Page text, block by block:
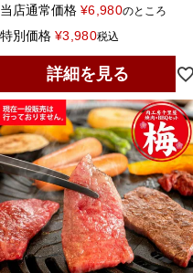
当店通常価格 ¥6,980のところ
特別価格 ¥3,980税込
詳細を見る